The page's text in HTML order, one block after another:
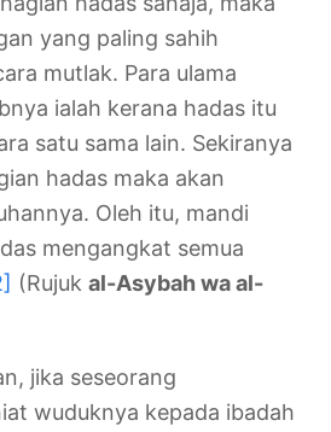
yang paling sahih
mutlak. Para ulama
ialah kerana hadas itu
satu sama lain. Sekiranya
hadas maka akan
Oleh itu, mandi
mengangkat semua
(Rujukal-Asybah wa al-
jika seseorang
wuduknya kepada ibadah